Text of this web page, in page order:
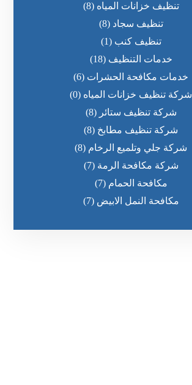
تنظيف خزانات المياه (8)
تنظيف سجاد (8)
تنظيف كنب (1)
خدمات التنظيف (18)
خدمات مكافحة الحشرات (6)
شركة تنظيف خزانات المياه (0)
شركة تنظيف ستائر (8)
شركة تنظيف مطابخ (8)
شركة جلي وتلميع الرخام (8)
شركة مكافحة الرمة (7)
مكافحة الحمام (7)
مكافحة النمل الابيض (7)